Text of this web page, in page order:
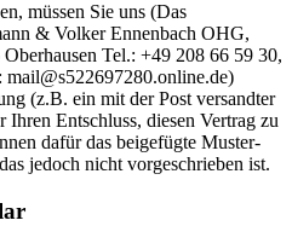
müssen Sie uns (Das
& Volker Ennenbach OHG,
Tel.: +49 208 66 59 30,
(z.B. ein mit der Post versandter
Entschluss, diesen Vertrag zu
dafür das beigefügte Muster-
jedoch nicht vorgeschrieben ist.